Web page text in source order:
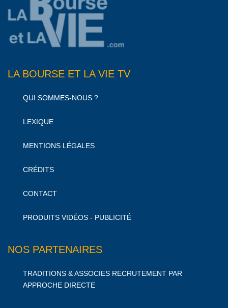
LA BOURSE ET LA VIE TV
QUI SOMMES-NOUS ?
LEXIQUE
MENTIONS LÉGALES
CRÉDITS
CONTACT
PRODUITS VIDÉOS - PUBLICITÉ
NOS PARTENAIRES
TRADITIONS & ASSOCIES RECRUTEMENT PAR
APPROCHE DIRECTE